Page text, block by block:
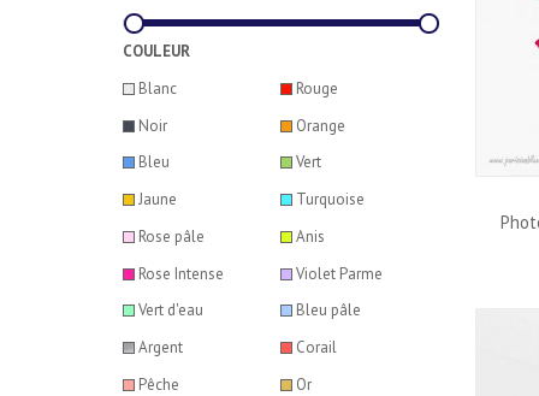
COULEUR
Blanc
Rouge
Noir
Orange
Bleu
Vert
Jaune
Turquoise
Rose pâle
Anis
Rose Intense
Violet Parme
Vert d'eau
Bleu pâle
Argent
Corail
Pêche
Or